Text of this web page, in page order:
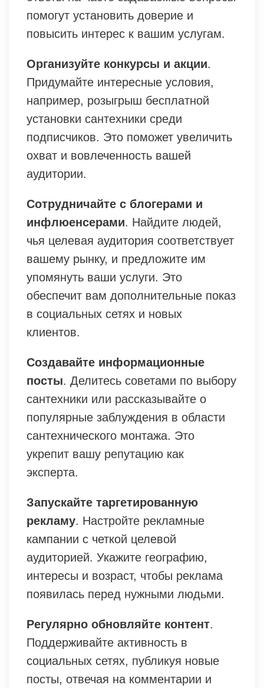
помогут установить доверие и
повысить интерес к вашим услугам.
Организуйте конкурсы и акции.
Придумайте интересные условия,
например, розыгрыш бесплатной
установки сантехники среди
подписчиков. Это поможет увеличить
охват и вовлеченность вашей
аудитории.
Сотрудничайте с блогерами и
инфлюенсерами. Найдите людей,
чья целевая аудитория соответствует
вашему рынку, и предложите им
упомянуть ваши услуги. Это
обеспечит вам дополнительные показ
в социальных сетях и новых
клиентов.
Создавайте информационные
посты. Делитесь советами по выбору
сантехники или рассказывайте о
популярные заблуждения в области
сантехнического монтажа. Это
укрепит вашу репутацию как
эксперта.
Запускайте таргетированную
рекламу. Настройте рекламные
кампании с четкой целевой
аудиторией. Укажите географию,
интересы и возраст, чтобы реклама
появилась перед нужными людьми.
Регулярно обновляйте контент.
Поддерживайте активность в
социальных сетях, публикуя новые
посты, отвечая на комментарии и